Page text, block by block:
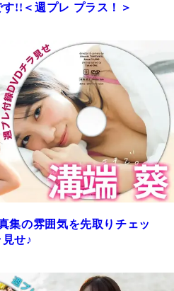
!!＜週プレ プラス！＞
集の雰囲気を先取りチェッ
せ♪